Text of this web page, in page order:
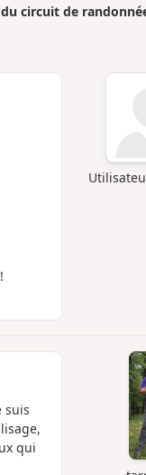
circuit de
suis
qui